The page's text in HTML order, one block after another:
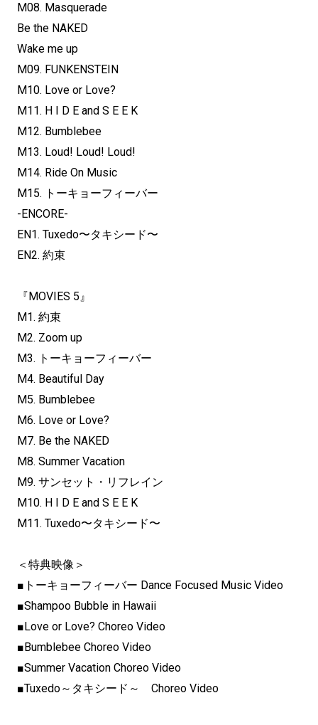
M08. Masquerade
Be the NAKED
Wake me up
M09. FUNKENSTEIN
M10. Love or Love?
M11. H I D E and S E E K
M12. Bumblebee
M13. Loud! Loud! Loud!
M14. Ride On Music
M15. トーキョーフィーバー
-ENCORE-
EN1. Tuxedo〜タキシード〜
EN2. 約束
『MOVIES 5』
M1. 約束
M2. Zoom up
M3. トーキョーフィーバー
M4. Beautiful Day
M5. Bumblebee
M6. Love or Love?
M7. Be the NAKED
M8. Summer Vacation
M9. サンセット・リフレイン
M10. H I D E and S E E K
M11. Tuxedo〜タキシード〜
＜特典映像＞
■トーキョーフィーバー Dance Focused Music Video
■Shampoo Bubble in Hawaii
■Love or Love? Choreo Video
■Bumblebee Choreo Video
■Summer Vacation Choreo Video
■Tuxedo～タキシード～ Choreo Video